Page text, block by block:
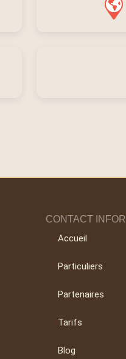
CONTACT
Accueil
Particuliers
Partenaires
Tarifs
Blog